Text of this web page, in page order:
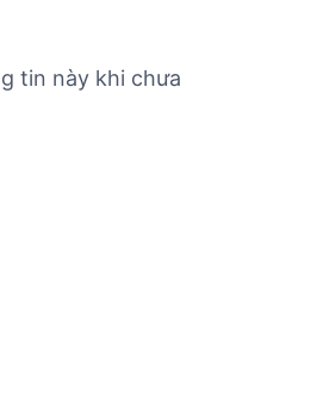
tin này khi chưa